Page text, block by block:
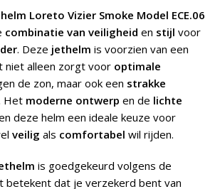
Loreto Vizier Smoke Model ECE.06
combinatie van veiligheid en stijl voor
. Deze jethelm is voorzien van een
niet alleen zorgt voor optimale
de zon, maar ook een strakke
Het moderne ontwerp en de lichte
deze helm een ideale keuze voor
veilig als comfortabel wil rijden.
is goedgekeurd volgens de
betekent dat je verzekerd bent van